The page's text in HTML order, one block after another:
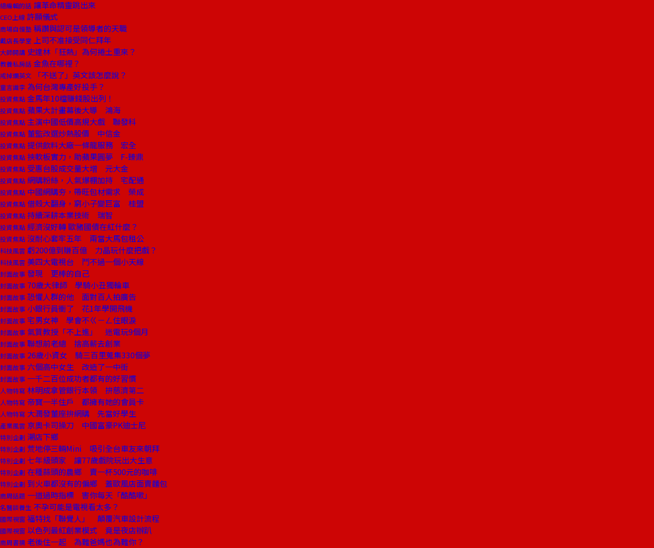
總編輯的話 讓革命精靈跳出來
CEO上線 許願儀式
商場自慢塾 稱讚與認可是領導者的天職
戴店長學堂 上司不准接受同仁拜年
大師開講 史達林「狂熱」為何捲土重來？
教養私房話 金魚在哪裡？
戒掉爛英文 「不送了」英文該怎麼說？
童言識李 為何台灣專產好投手？
投資焦點 金馬年10檔賺錢股出列！
投資焦點 蘋果大計畫幕後大導 鴻海
投資焦點 主演中國低價高規大戲 聯發科
投資焦點 董監改選炒熱股價 中信金
投資焦點 提供飲料大廠一條龍服務 宏全
投資焦點 挾軟板實力，助蘋果圓夢 F-臻鼎
投資焦點 受惠台股成交量大增 元大金
投資焦點 網購粉絲，人氣爆棚加持 宅配通
投資焦點 中國網購夯，帶旺包材需求 榮成
投資焦點 借殼大翻身，窮小子變巨富 桂盟
投資焦點 持續深耕本業技術 瑞智
投資焦點 經濟沒好轉 歐豬國債在紅什麼？
投資焦點 沒耐心套牢五年 甭當大馬包租公
科技風雲 虧200億到賺百億 力晶玩什麼把戲？
科技風雲 美四大電視台 鬥不過一個小天線
封面故事 發現 更棒的自己
封面故事 70歲大律師 學騎小丑獨輪車
封面故事 恐懼人群的他 面對百人拍廣告
封面故事 小銀行員衝了 花1年學開飛機
封面故事 宅男女神 學會不ㄍㄧㄥ住眼淚
封面故事 氣質教授「不上進」 迷電玩9個月
封面故事 聯想前老總 捨高薪去創業
封面故事 26歲小資女 騎三百里蒐集330個夢
封面故事 六個高中女生 改造了一中街
封面故事 一千二百位成功者都有的好習慣
人物特寫 林明成拿管銀行本領 拚慈濟第二
人物特寫 帝寶一半住戶 都擁有她的會員卡
人物特寫 大潤發董座拚網購 先當好學生
產業風雲 京奧卡司操刀 中國富豪PK迪士尼
特別企劃 潮店下鄉
特別企劃 荒地停三輛Mini 吸引全台車友來朝拜
特別企劃 七年級頭家 讓77歲戲院玩出大生意
特別企劃 在種蒜頭的農鄉 賣一杯500元的咖啡
特別企劃 到火車都沒有的偏鄉 蓋歐風店面賣麵包
商周話題 一道過時指標 害你每天「酷酷嗽」
名醫談養生 不孕可能是電視看太多？
國際視窗 福特找「聯覺人」 顛覆汽車設計流程
國際視窗 以色列最紅創業模式 竟是夜店辦趴
商周書摘 老後住一起 為難爸媽也為難你？